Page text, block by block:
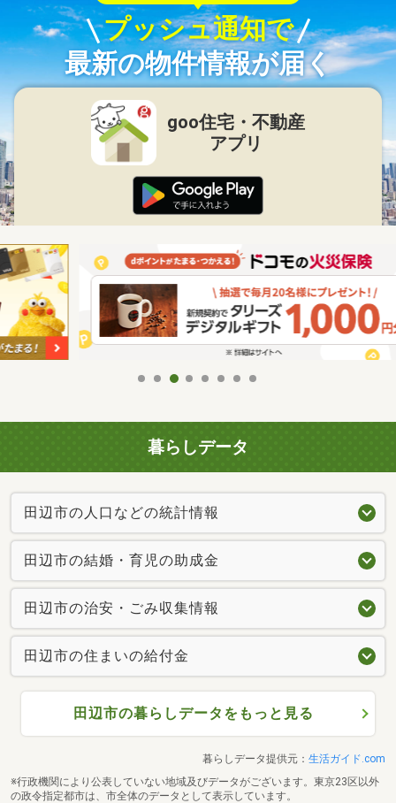
プッシュ通知で
最新の物件情報が届く
goo住宅・不動産
アプリ
暮らしデータ
田辺市の人口などの統計情報
田辺市の結婚・育児の助成金
田辺市の治安・ごみ収集情報
田辺市の住まいの給付金
田辺市の暮らしデータをもっと見る
暮らしデータ提供元： 生活ガイド.com
※行政機関により公表していない地域及びデータがございます。東京23区以外
の政令指定都市は、市全体のデータとして表示しています。